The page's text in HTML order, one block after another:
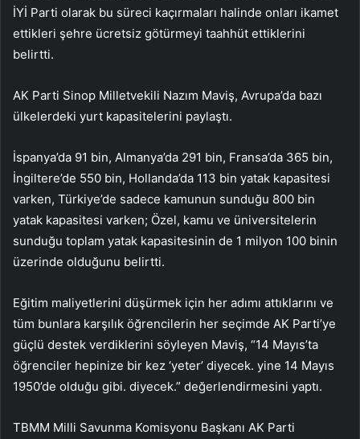
İYİ Parti olarak bu süreci kaçırmaları halinde onları ikamet
ettikleri şehre ücretsiz götürmeyi taahhüt ettiklerini
belirtti.
AK Parti Sinop Milletvekili Nazım Maviş, Avrupa’da bazı
ülkelerdeki yurt kapasitelerini paylaştı.
İspanya’da 91 bin, Almanya’da 291 bin, Fransa’da 365 bin,
İngiltere’de 550 bin, Hollanda’da 113 bin yatak kapasitesi
varken, Türkiye’de sadece kamunun sunduğu 800 bin
yatak kapasitesi varken; Özel, kamu ve üniversitelerin
sunduğu toplam yatak kapasitesinin de 1 milyon 100 binin
üzerinde olduğunu belirtti.
Eğitim maliyetlerini düşürmek için her adımı attıklarını ve
tüm bunlara karşılık öğrencilerin her seçimde AK Parti’ye
güçlü destek verdiklerini söyleyen Maviş, “14 Mayıs’ta
öğrenciler hepinize bir kez ‘yeter’ diyecek. yine 14 Mayıs
1950’de olduğu gibi. diyecek.” değerlendirmesini yaptı.
TBMM Milli Savunma Komisyonu Başkanı AK Parti